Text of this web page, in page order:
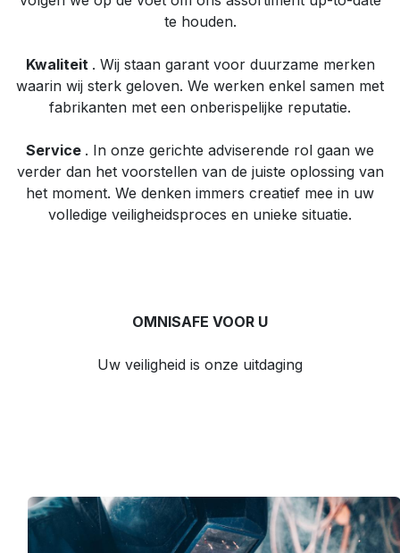
te houden.
Kwaliteit . Wij staan garant voor duurzame merken
waarin wij sterk geloven. We werken enkel samen met
fabrikanten met een onberispelijke reputatie.
Service . In onze gerichte adviserende rol gaan we
verder dan het voorstellen van de juiste oplossing van
het moment. We denken immers creatief mee in uw
volledige veiligheidsproces en unieke situatie.
OMNISAFE VOOR U
Uw veiligheid is onze uitdaging